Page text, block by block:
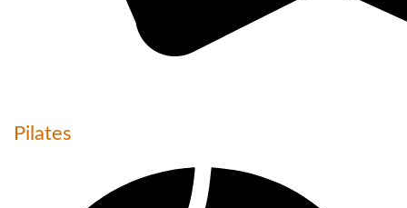
Pilates